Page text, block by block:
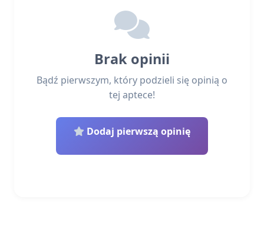
Brak opinii
Bądź pierwszym, który podzieli się opinią o
tej aptece!
Dodaj pierwszą opinię